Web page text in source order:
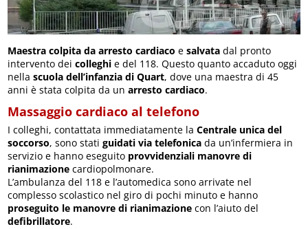
Maestra colpita da arresto cardiaco esalvata dal pronto
intervento deicolleghi e del 118. Questo quanto accaduto oggi
nellascuola dell’infanzia di Quart, dove una maestra di 45
anni è stata colpita da unarresto cardiaco.
Massaggio cardiaco al telefono
I colleghi, contattata immediatamente laCentrale unica del
soccorso, sono statiguidati via telefonica da un’infermiera in
servizio e hanno eseguito provvidenziali manovre di
rianimazione cardiopolmonare.
L’ambulanza del 118 e l’automedica sono arrivate nel
complesso scolastico nel giro di pochi minuto e hanno
proseguito le manovre di rianimazione con l’aiuto del
defibrillatore.